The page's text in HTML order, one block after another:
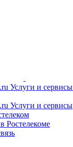
Услуги и сервисы
Услуги и сервисы
Ростелекоме